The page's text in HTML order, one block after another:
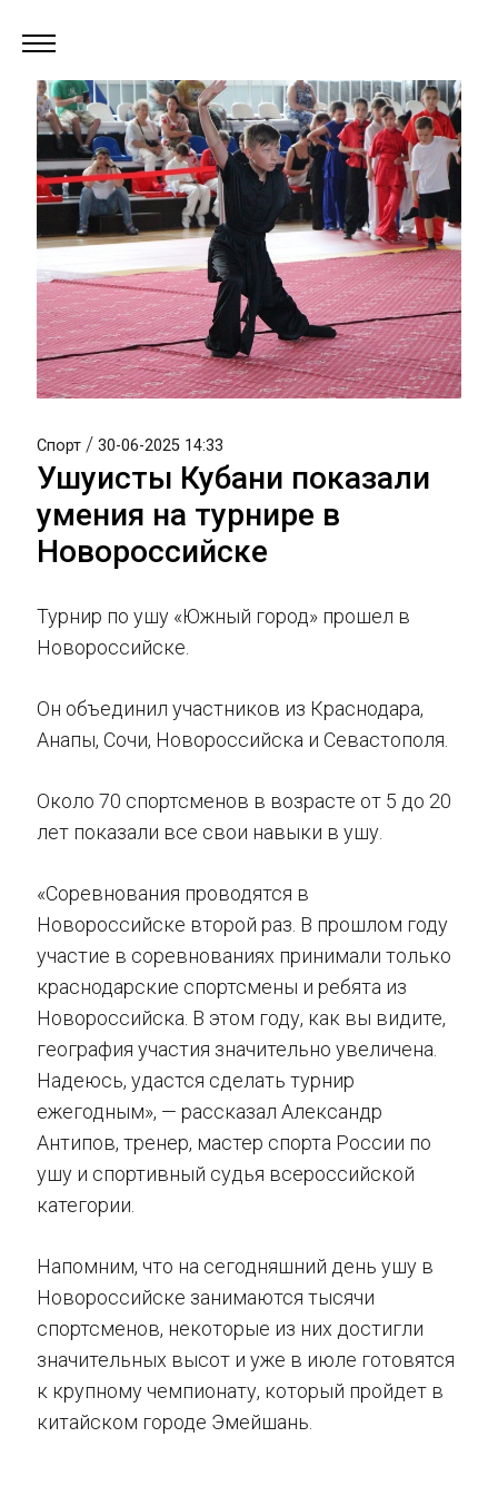
Спорт / 30-06-2025 14:33
Ушуисты Кубани показали
умения на турнире в
Новороссийске
Турнир по ушу «Южный город» прошел в
Новороссийске.
Он объединил участников из Краснодара,
Анапы, Сочи, Новороссийска и Севастополя.
Около 70 спортсменов в возрасте от 5 до 20
лет показали все свои навыки в ушу.
«Соревнования проводятся в
Новороссийске второй раз. В прошлом году
участие в соревнованиях принимали только
краснодарские спортсмены и ребята из
Новороссийска. В этом году, как вы видите,
география участия значительно увеличена.
Надеюсь, удастся сделать турнир
ежегодным», — рассказал Александр
Антипов, тренер, мастер спорта России по
ушу и спортивный судья всероссийской
категории.
Напомним, что на сегодняшний день ушу в
Новороссийске занимаются тысячи
спортсменов, некоторые из них достигли
значительных высот и уже в июле готовятся
к крупному чемпионату, который пройдет в
китайском городе Эмейшань.